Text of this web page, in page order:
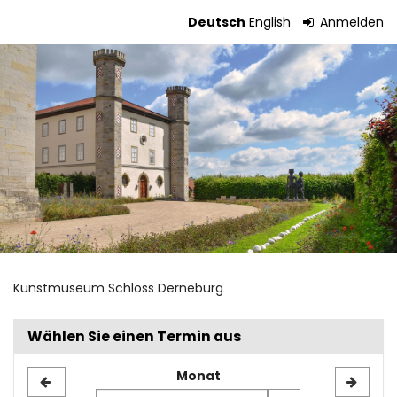
Inhalt
springen
Deutsch English Anmelden
Tickets
Kunstmuseum Schloss Derneburg
Wählen Sie einen Termin aus
Monat